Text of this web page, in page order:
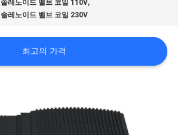
솔레노이드 밸브 코일 110V
솔레노이드 밸브 코일 230V
최고의 가격